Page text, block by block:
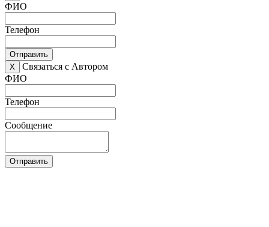
ФИО
Телефон
Отправить
X
Связаться с Автором
ФИО
Телефон
Сообщение
Отправить